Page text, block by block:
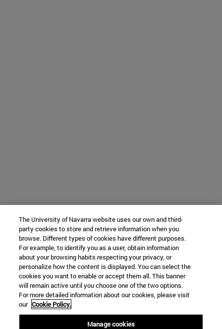
The University of Navarra website uses our own and third-
party cookies to store and retrieve information when you
browse. Different types of cookies have different purposes.
For example, to identify you as a user, obtain information
about your browsing habits respecting your privacy, or
personalize how the content is displayed. You can select the
cookies you want to enable or accept them all. This banner
will remain active until you choose one of the two options.
For more detailed information about our cookies, please visit
our Cookie Policy.
Manage cookies